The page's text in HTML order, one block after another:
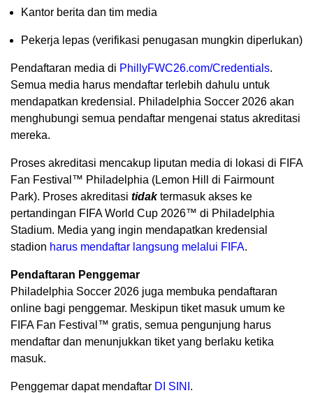
Kantor berita dan tim media
Pekerja lepas (verifikasi penugasan mungkin diperlukan)
Pendaftaran media di PhillyFWC26.com/Credentials.
Semua media harus mendaftar terlebih dahulu untuk
mendapatkan kredensial. Philadelphia Soccer 2026 akan
menghubungi semua pendaftar mengenai status akreditasi
mereka.
Proses akreditasi mencakup liputan media di lokasi di FIFA
Fan Festival™ Philadelphia (Lemon Hill di Fairmount
Park). Proses akreditasi tidaktermasuk akses ke
pertandingan FIFA World Cup 2026™ di Philadelphia
Stadium. Media yang ingin mendapatkan kredensial
stadion harus mendaftar langsung melalui FIFA.
Pendaftaran Penggemar
Philadelphia Soccer 2026 juga membuka pendaftaran
online bagi penggemar. Meskipun tiket masuk umum ke
FIFA Fan Festival™ gratis, semua pengunjung harus
mendaftar dan menunjukkan tiket yang berlaku ketika
masuk.
Penggemar dapat mendaftar DI SINI .